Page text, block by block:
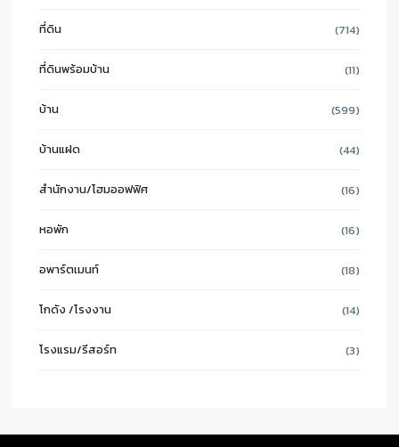
ที่ดิน (714)
ที่ดินพร้อมบ้าน (11)
บ้าน (599)
บ้านแฝด (44)
สำนักงาน/โฮมออฟฟิศ (16)
หอพัก (16)
อพาร์ตเมนท์ (18)
โกดัง /โรงงาน (14)
โรงแรม/รีสอร์ท (3)